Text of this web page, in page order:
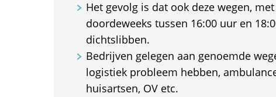
Het gevolg is dat ook deze wegen,
doordeweeks tussen 16:00 uur en
dichtslibben.
Bedrijven gelegen aan genoemde
logistiek probleem hebben,
huisartsen, OV etc.